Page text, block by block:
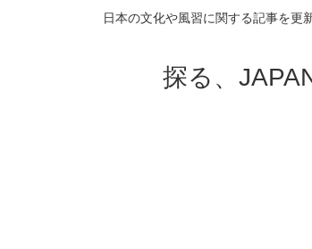
日本の文化や風習に関する記事を更
探る、